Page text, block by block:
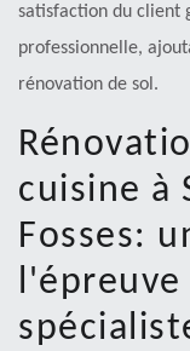
satisfaction du client
professionnelle,
rénovation de sol.
cuisine à
Fosses: